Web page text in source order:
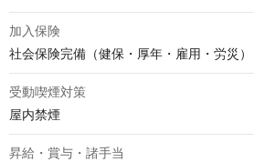
加入保険
社会保険完備（健保・厚年・雇用・労災）
受動喫煙対策
屋内禁煙
昇給・賞与・諸手当